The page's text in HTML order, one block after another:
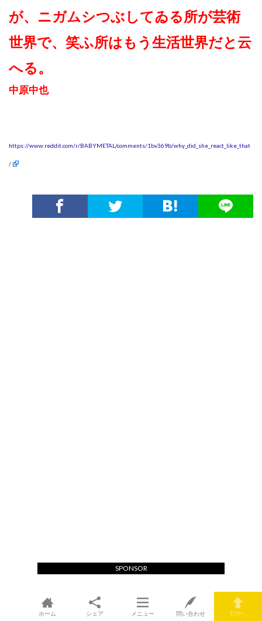
が、ニガムシつぶしてゐる所が芸術
世界で、笑ふ所はもう生活世界だと云
へる。
中原中也
https://www.reddit.com/r/BABYMETAL/comments/1bv369b/why_did_she_react_like_that
/
SPONSOR
ホーム シェア メニュー 問い合わせ TOPへ